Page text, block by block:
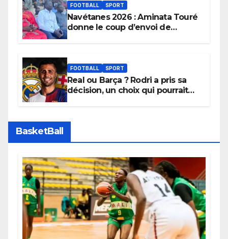
FOOTBALL SPORT
Navétanes 2026 : Aminata Touré
donne le coup d’envoi de
apaisées.
FOOTBALL SPORT
Real ou Barça ? Rodri a pris sa
décision, un choix qui pourrait
BasketBall